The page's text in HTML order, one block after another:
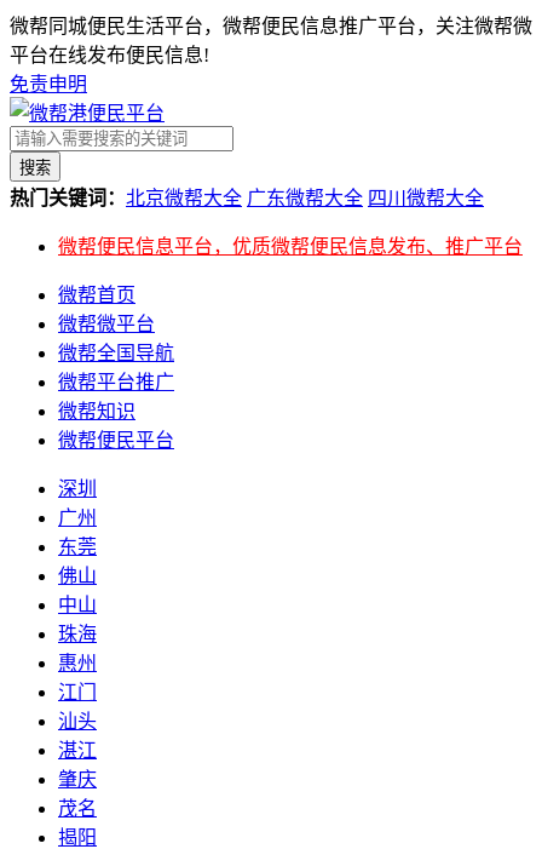
微帮同城便民生活平台，微帮便民信息推广平台，关注微帮微
平台在线发布便民信息!
免责申明
搜索
热门关键词： 北京微帮大全 广东微帮大全 四川微帮大全
微帮便民信息平台，优质微帮便民信息发布、推广平台
微帮首页
微帮微平台
微帮全国导航
微帮平台推广
微帮知识
微帮便民平台
深圳
广州
东莞
佛山
中山
珠海
惠州
江门
汕头
湛江
肇庆
茂名
揭阳